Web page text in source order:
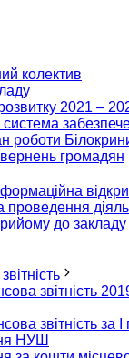
колектив
2021 –
роботи
громадян
проведення
до закладу
звітність
звітність за
НУШ